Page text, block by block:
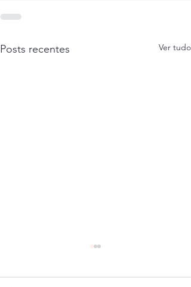
Posts recentes Ver tudo